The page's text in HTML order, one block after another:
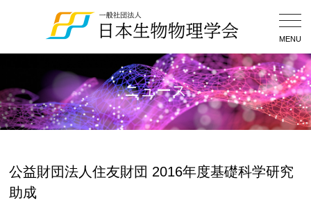
MENU
ニュース
公益財団法人住友財団 2016年度基礎科学研究
助成